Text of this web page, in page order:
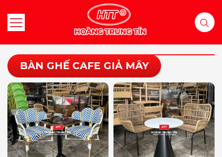
BÀN GHẾ CAFE GIẢ MÂY